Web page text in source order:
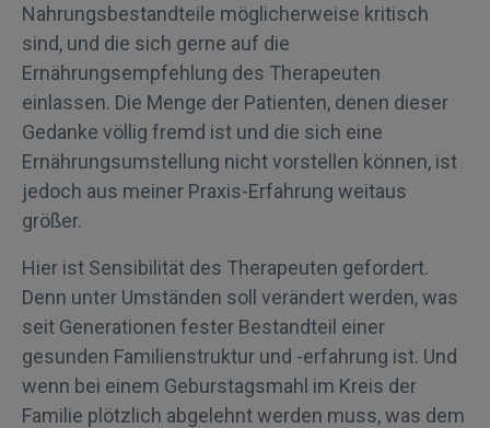
Nahrungsbestandteile möglicherweise kritisch
sind, und die sich gerne auf die
Ernährungsempfehlung des Therapeuten
einlassen. Die Menge der Patienten, denen dieser
Gedanke völlig fremd ist und die sich eine
Ernährungsumstellung nicht vorstellen können, ist
jedoch aus meiner Praxis-Erfahrung weitaus
größer.
Hier ist Sensibilität des Therapeuten gefordert.
Denn unter Umständen soll verändert werden, was
seit Generationen fester Bestandteil einer
gesunden Familienstruktur und -erfahrung ist. Und
wenn bei einem Geburstagsmahl im Kreis der
Familie plötzlich abgelehnt werden muss, was dem